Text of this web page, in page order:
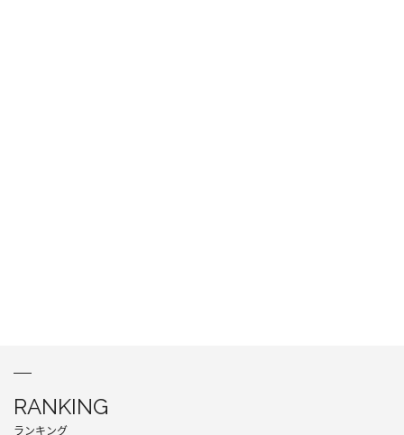
RANKING
ランキング